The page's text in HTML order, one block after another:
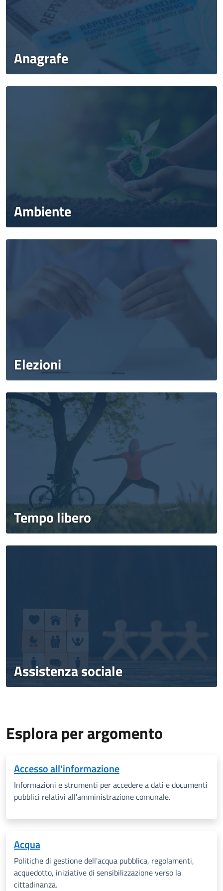
Anagrafe
Ambiente
Elezioni
Tempo libero
Assistenza sociale
Esplora per argomento
Accesso all'informazione
Informazioni e strumenti per accederea dati e documenti
pubblici relativi all'amministrazione comunale.
Acqua
Politiche di gestione dell'acqua pubblica, regolamenti,
acquedotto, iniziative di sensibilizzazione verso la
cittadinanza.